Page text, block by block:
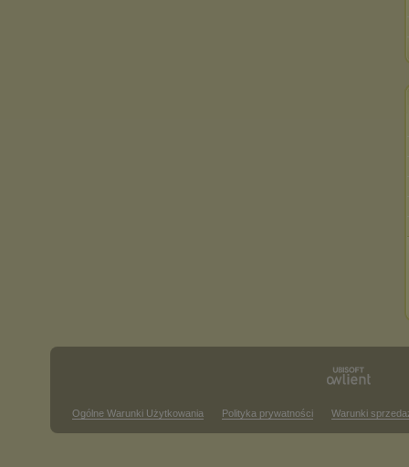
Ogólne Warunki Użytkowania Polityka prywatności Warunki